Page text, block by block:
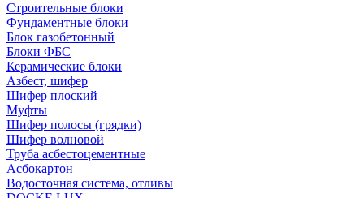
Строительные блоки
Фундаментные блоки
Блок газобетонный
Блоки ФБС
Керамические блоки
Азбест, шифер
Шифер плоский
Муфты
Шифер полосы (грядки)
Шифер волновой
Труба асбестоцементные
Асбокартон
Водосточная система, отливы